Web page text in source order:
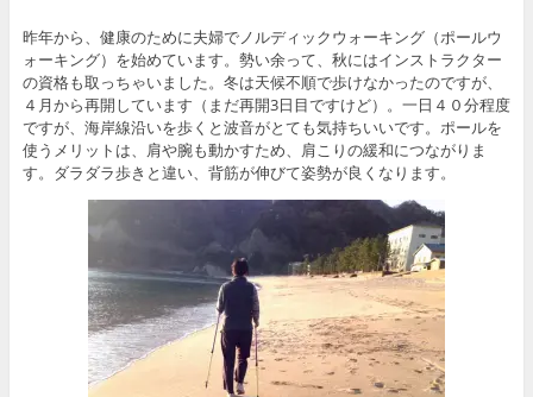
昨年から、健康のために夫婦でノルディックウォーキング（ポールウ
ォーキング）を始めています。勢い余って、秋にはインストラクター
の資格も取っちゃいました。冬は天候不順で歩けなかったのですが、
４月から再開しています（まだ再開3日目ですけど）。一日４０分程度
ですが、海岸線沿いを歩くと波音がとても気持ちいいです。ポールを
使うメリットは、肩や腕も動かすため、肩こりの緩和につながりま
す。ダラダラ歩きと違い、背筋が伸びて姿勢が良くなります。